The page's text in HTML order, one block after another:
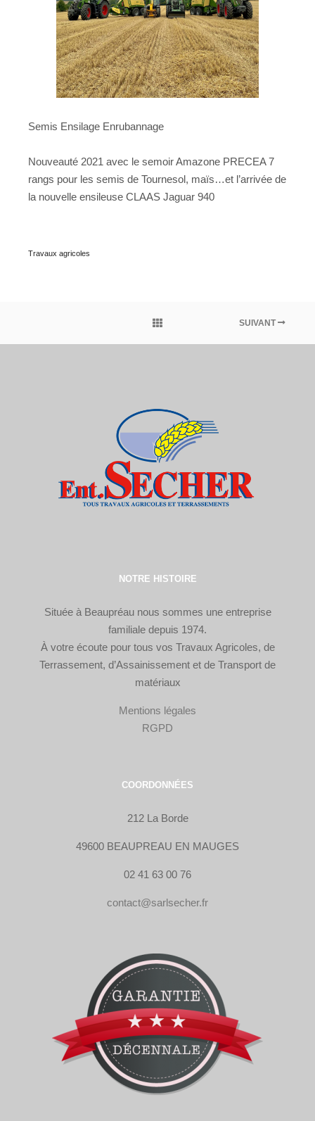
Semis Ensilage Enrubannage
Nouveauté 2021 avec le semoir Amazone PRECEA 7
rangs pour les semis de Tournesol, maïs…et l’arrivée de
la nouvelle ensileuse CLAAS Jaguar 940
Travaux agricoles
SUIVANT
NOTRE HISTOIRE
Située à Beaupréau nous sommes une entreprise
familiale depuis 1974.
À votre écoute pour tous vos Travaux Agricoles, de
Terrassement, d’Assainissement et de Transport de
matériaux
Mentions légales
RGPD
COORDONNÉES
212 La Borde
49600 BEAUPREAU EN MAUGES
02 41 63 00 76
contact@sarlsecher.fr